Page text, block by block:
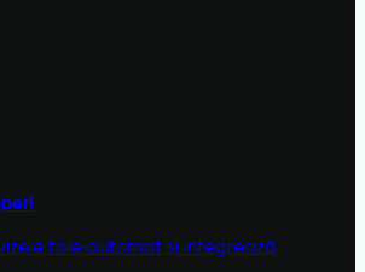
tale automat și integrează